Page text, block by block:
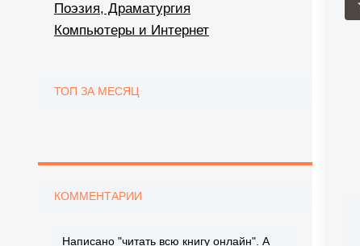
Поэзия, Драматургия
Компьютеры и Интернет
ТОП ЗА МЕСЯЦ
КОММЕНТАРИИ
Написано "читать всю книгу онлайн". А